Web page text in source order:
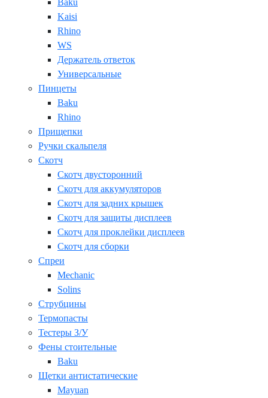
Baku
Kaisi
Rhino
WS
Держатель ответок
Универсальные
Пинцеты
Baku
Rhino
Прищепки
Ручки скальпеля
Скотч
Скотч двусторонний
Скотч для аккумуляторов
Скотч для задних крышек
Скотч для защиты дисплеев
Скотч для проклейки дисплеев
Скотч для сборки
Спреи
Mechanic
Solins
Струбцины
Термопасты
Тестеры З/У
Фены стоительные
Baku
Щетки антистатические
Mayuan